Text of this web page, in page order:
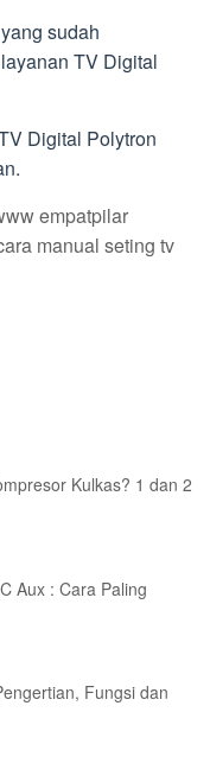
sudah
TV Digital
Digital Polytron
empatpilar
manual seting tv
Kulkas? 1 dan 2
Aux : Cara Paling
Fungsi dan